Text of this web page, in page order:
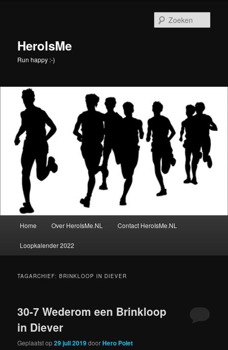
inhoud
inhoudHeroIsMe
Run happy :-)
Home Over HeroIsMe.NL Contact HeroIsMe.NL
Loopkalender 2022
TAGARCHIEF:BRINKLOOP IN DIEVER
30-7 Wederom een Brinkloop
in Diever
Geplaatst op29 juli 2019doorHero Polet